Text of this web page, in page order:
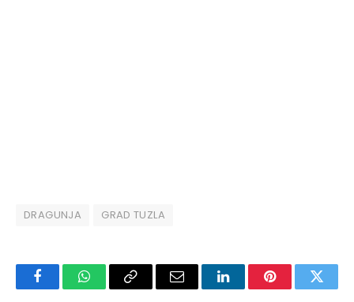
DRAGUNJA GRAD TUZLA
FacebookWhatsAppCopy
Email LinkedInPinterest